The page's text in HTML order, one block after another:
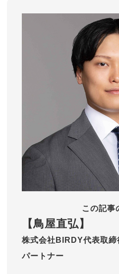
この記事
【鳥屋直弘】
株式会社BIRDY代表取
パートナー